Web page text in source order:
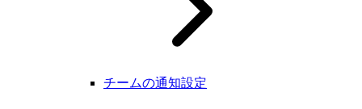
チームの通知設定